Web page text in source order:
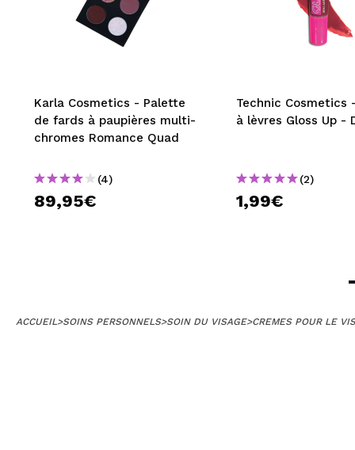
Karla Cosmetics - Palette
de fards à paupières multi-
chromes Romance Quad
(4)
89,95€
Technic Cosmetics
à lèvres Gloss Up -
(2)
1,99€
ACCUEIL>SOINS PERSONNELS>SOIN DU VISAGE>CREMES POUR LE